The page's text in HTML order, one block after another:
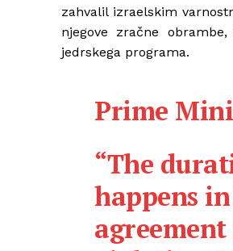
zahvalil izraelskim
njegove zračne
jedrskega programa.
Prime
“The
happens